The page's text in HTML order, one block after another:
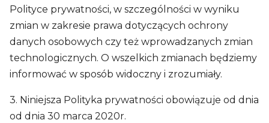
Polityce prywatności, w szczególności w wyniku
zmian w zakresie prawa dotyczących ochrony
danych osobowych czy też wprowadzanych zmian
technologicznych. O wszelkich zmianach będziemy
informować w sposób widoczny i zrozumiały.
3. Niniejsza Polityka prywatności obowiązuje od dnia
od dnia 30 marca 2020r.